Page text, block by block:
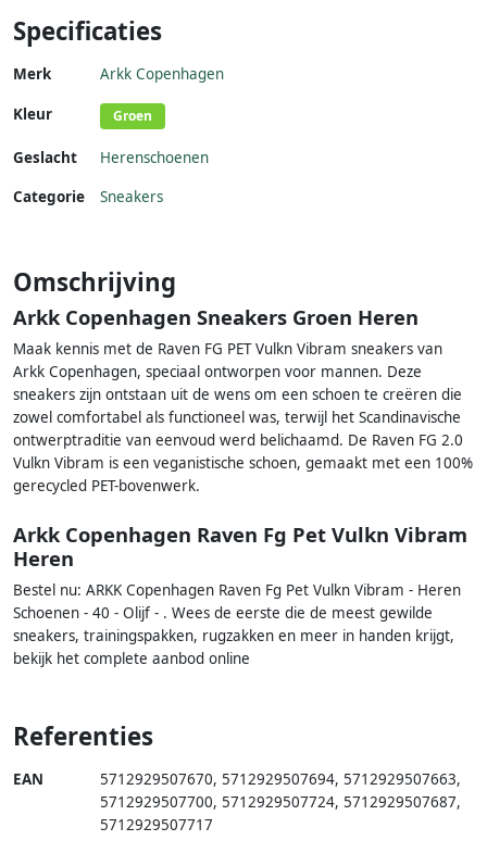
Specificaties
Merk Arkk Copenhagen
Kleur Groen
Geslacht
Herenschoenen
Categorie
Sneakers
Omschrijving
Arkk Copenhagen Sneakers Groen Heren
Maak kennis met de Raven FG PET Vulkn Vibram sneakers van
Arkk Copenhagen, speciaal ontworpen voor mannen. Deze
sneakers zijn ontstaan uit de wens om een schoen te creëren die
zowel comfortabel als functioneel was, terwijl het Scandinavische
ontwerptraditie van eenvoud werd belichaamd. De Raven FG 2.0
Vulkn Vibram is een veganistische schoen, gemaakt met een 100%
gerecycled PET-bovenwerk.
Arkk Copenhagen Raven Fg Pet Vulkn Vibram
Heren
Bestel nu: ARKK Copenhagen Raven Fg Pet Vulkn Vibram - Heren
Schoenen - 40 - Olijf - . Wees de eerste die de meest gewilde
sneakers, trainingspakken, rugzakken en meer in handen krijgt,
bekijk het complete aanbod online
Referenties
EAN 5712929507670, 5712929507694, 5712929507663,
5712929507700, 5712929507724, 5712929507687,
5712929507717